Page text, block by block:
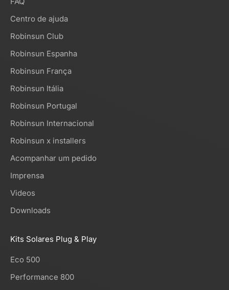
Centro de ajuda
Robinsun Club
Robinsun Espanha
Robinsun França
Robinsun Itália
Robinsun Portugal
Robinsun Internacional
Robinsun x installers
Acompanhar um pedido
Imprensa
Videos
Downloads
Kits Solares Plug & Play
Eco 500
Performance 800